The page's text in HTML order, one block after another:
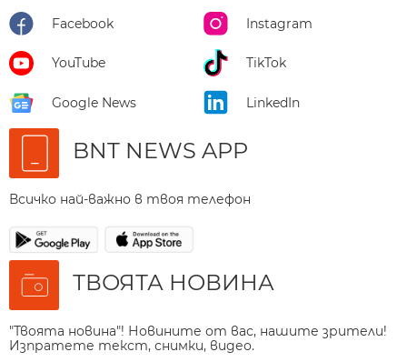
Facebook Instagram
YouTube TikTok
Google News LinkedIn
BNT NEWS APP
Всичко най-важно в твоя телефон
ТВОЯТА НОВИНА
"Твоята новина"! Новините от вас, нашите зрители!
Изпратете текст, снимки, видео.